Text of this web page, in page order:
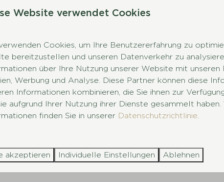
Bodengleiche Dusche
Hundefreundlich
Vlucht
Sehenswürdigkeiten. Sie können
sind Städte wie Utrecht, Doorn und
ist ein Schloss auf dem Utrechter Bergrücken. Das
Niederlande bietet Ihnen also viele Möglichkeiten für
Website verwendet Cookies
Cookies, um Ihre Benutzererfahrung zu
bereitzustellen und unseren Datenverkehr zu
über Ihre Nutzung unserer Website mit unseren
Werbung und Analyse. Diese Partner können diese
Informationen kombinieren, die Sie ihnen zur
aufgrund Ihrer Nutzung ihrer Dienste gesammelt
finden Sie in unserer Datenschutzrichtlinie.
akzeptieren Individuelle Einstellungen Ablehnen